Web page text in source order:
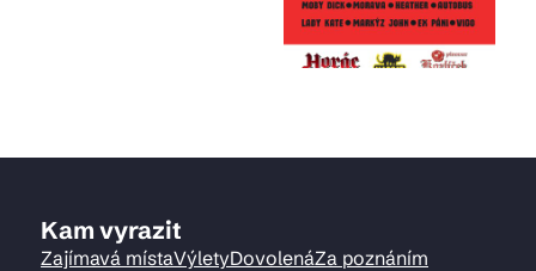
Kam vyrazit
Zajímavá místaVýletyDovolenáZa poznáním